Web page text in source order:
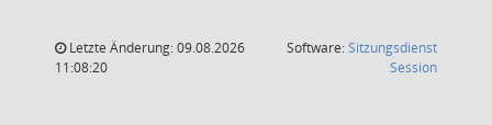
Letzte Änderung: 09.08.2026
11:08:20
Software:Sitzungsdienst
Session(Wird in